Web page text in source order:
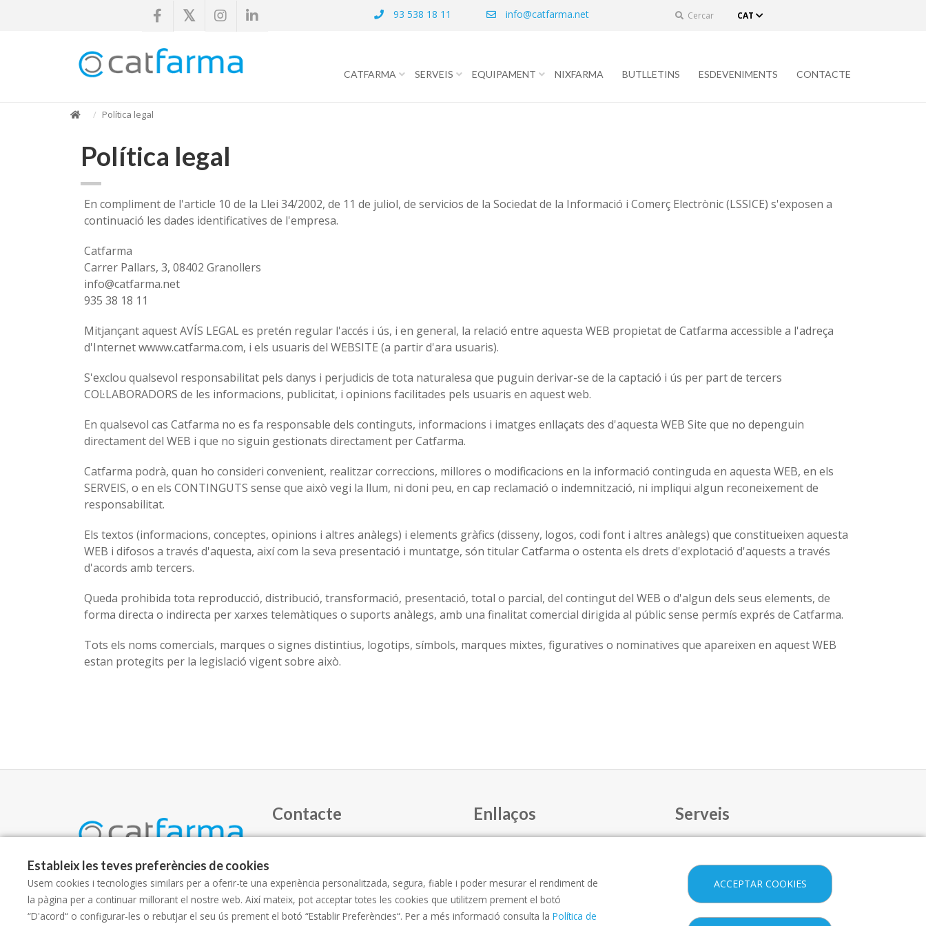
93 538 18 11 info@catfarma.net Cercar CAT
CATFARMA SERVEIS EQUIPAMENT NIXFARMA BUTLLETINS ESDEVENIMENTS CONTACTE
Política legal
Política legal
En compliment de l'article 10 de la Llei 34/2002, de 11 de juliol, de servicios de la Sociedat de la Informació i Comerç Electrònic (LSSICE) s'exposen a
continuació les dades identificatives de l'empresa.
Catfarma
Carrer Pallars, 3, 08402 Granollers
info@catfarma.net
935 38 18 11
Mitjançant aquest AVÍS LEGAL es pretén regular l'accés i ús, i en general, la relació entre aquesta WEB propietat de Catfarma accessible a l'adreça
d'Internet wwww.catfarma.com, i els usuaris del WEBSITE (a partir d'ara usuaris).
S'exclou qualsevol responsabilitat pels danys i perjudicis de tota naturalesa que puguin derivar-se de la captació i ús per part de tercers
COL·LABORADORS de les informacions, publicitat, i opinions facilitades pels usuaris en aquest web.
En qualsevol cas Catfarma no es fa responsable dels continguts, informacions i imatges enllaçats des d'aquesta WEB Site que no depenguin
directament del WEB i que no siguin gestionats directament per Catfarma.
Catfarma podrà, quan ho consideri convenient, realitzar correccions, millores o modificacions en la informació continguda en aquesta WEB, en els
SERVEIS, o en els CONTINGUTS sense que això vegi la llum, ni doni peu, en cap reclamació o indemnització, ni impliqui algun reconeixement de
responsabilitat.
Els textos (informacions, conceptes, opinions i altres anàlegs) i elements gràfics (disseny, logos, codi font i altres anàlegs) que constitueixen aquesta
WEB i difosos a través d'aquesta, així com la seva presentació i muntatge, són titular Catfarma o ostenta els drets d'explotació d'aquests a través
d'acords amb tercers.
Queda prohibida tota reproducció, distribució, transformació, presentació, total o parcial, del contingut del WEB o d'algun dels seus elements, de
forma directa o indirecta per xarxes telemàtiques o suports anàlegs, amb una finalitat comercial dirigida al públic sense permís exprés de Catfarma.
Tots els noms comercials, marques o signes distintius, logotips, símbols, marques mixtes, figuratives o nominatives que apareixen en aquest WEB
estan protegits per la legislació vigent sobre això.
Contacte
info@catfarma.net
Enllaços
XERRADES
CONTACTE
Serveis
EQUIPAMENT
NIXFARMA
Estableix les teves preferències de cookies
Usem cookies i tecnologies similars per a oferir-te una experiència personalitzada, segura, fiable i poder mesurar el rendiment de
la pàgina per a continuar millorant el nostre web. Així mateix, pot acceptar totes les cookies que utilitzem prement el botó
“D'acord“ o configurar-les o rebutjar el seu ús prement el botó “Establir Preferències“. Per a més informació consulta la Política de
ACCEPTAR COOKIES